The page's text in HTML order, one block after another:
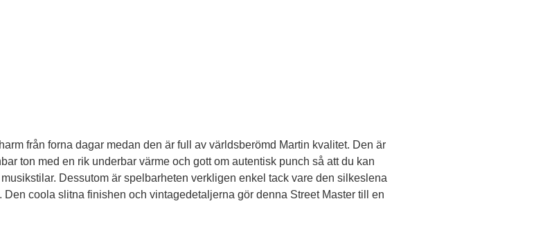
från forna dagar medan den är full av världsberömd Martin kvalitet. Den är
ton med en rik underbar värme och gott om autentisk punch så att du kan
Dessutom är spelbarheten verkligen enkel tack vare den silkeslena
coola slitna finishen och vintagedetaljerna gör denna Street Master till en